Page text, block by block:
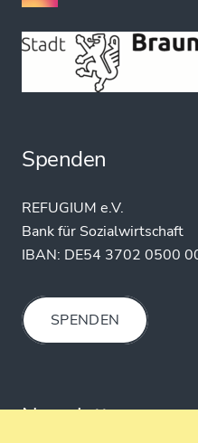
Spenden
REFUGIUM e.V.
Bank für Sozialwirtschaft
IBAN: DE54 3702 0500
SPENDEN
Newsletter